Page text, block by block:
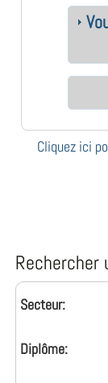
Cliquez ici
Rechercher
Secteur:
Diplôme: